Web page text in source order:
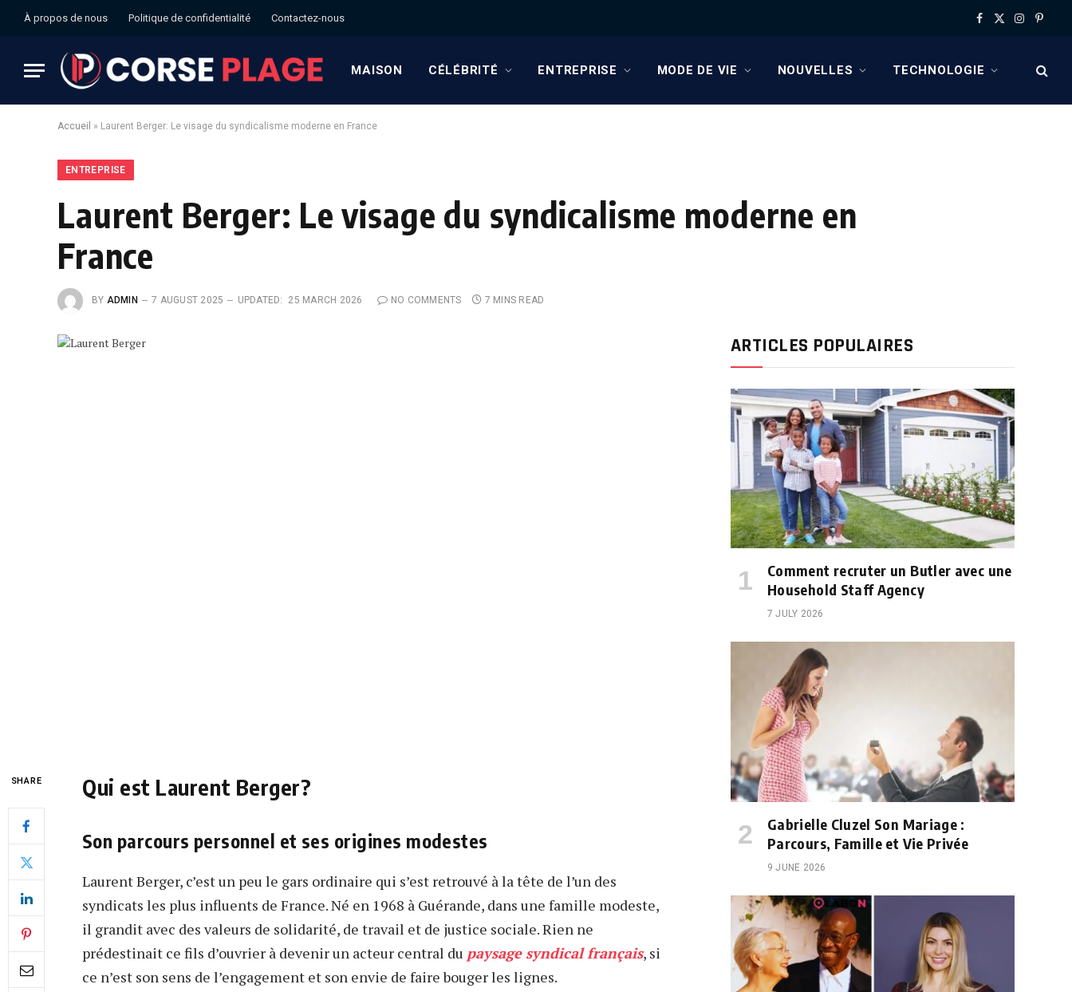
À propos de nous Politique de confidentialité Contactez-nous Facebook
X
Instagram
MAISON CÉLÉBRITÉ ENTREPRISE MODE DE VIE NOUVELLES TECHNOLOGIE
Accueil » Laurent Berger: Le visage du syndicalisme moderne en France
ENTREPRISE
Laurent Berger: Le visage du syndicalisme moderne en
France
BY ADMIN 7 AUGUST 2025 UPDATED: 25 MARCH 2026 NO COMMENTS 7 MINS READ
SHARE Qui est Laurent Berger?
Son parcours personnel et ses origines modestes
Laurent Berger, c’est un peu le gars ordinaire qui s’est retrouvé à la tête de l’un des
syndicats les plus influents de France. Né en 1968 à Guérande, dans une famille modeste,
il grandit avec des valeurs de solidarité, de travail et de justice sociale. Rien ne
prédestinait ce fils d’ouvrier à devenir un acteur central du paysage syndical français, si
ce n’est son sens de l’engagement et son envie de faire bouger les lignes.
ARTICLES POPULAIRES
Comment recruter un Butler avec une
Household Staff Agency
7 JULY 2026
Gabrielle Cluzel Son Mariage :
Parcours, Famille et Vie Privée
9 JUNE 2026